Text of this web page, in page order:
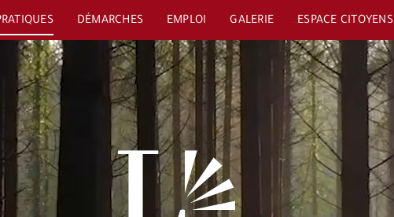
DÉMARCHES EMPLOI GALERIE ESPACE CITOYENS